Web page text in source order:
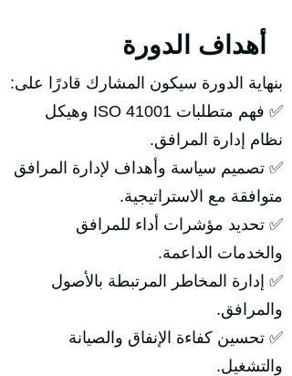
بنهاية الدورة سيكون المشارك قادرًا على:
✅ فهم متطلبات ISO 41001 وهيكل
نظام إدارة المرافق.
✅ تصميم سياسة وأهداف لإدارة المرافق
متوافقة مع الاستراتيجية.
✅ تحديد مؤشرات أداء للمرافق
والخدمات الداعمة.
✅ إدارة المخاطر المرتبطة بالأصول
والمرافق.
✅ تحسين كفاءة الإنفاق والصيانة
والتشغيل.